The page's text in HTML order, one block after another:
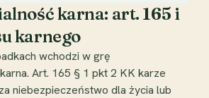
karna: art. 165 i
karnego
wchodzi w grę
Art. 165 § 1 pkt 2 KK karze
niebezpieczeństwo dla życia lub